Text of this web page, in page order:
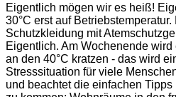
Eigentlich mögen wir es heiß!
30°C erst auf
Schutzkleidung mit
Eigentlich. Am Wochenende
an den 40°C kratzen - das wird
Stresssituation für viele
und beachtet die einfachen